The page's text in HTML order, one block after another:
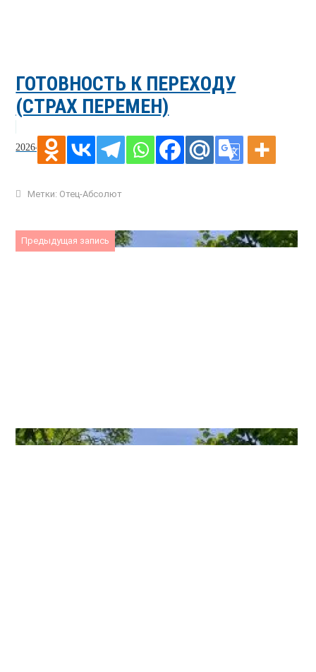
ГОТОВНОСТЬ К ПЕРЕХОДУ
(СТРАХ ПЕРЕМЕН)
2026-06-14
Метки: Отец-Абсолют
Предыдущая запись